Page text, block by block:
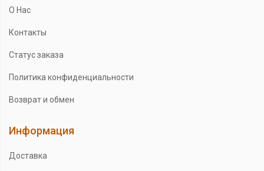
О Нас
Контакты
Статус заказа
Политика конфиденциальности
Возврат и обмен
Информация
Доставка